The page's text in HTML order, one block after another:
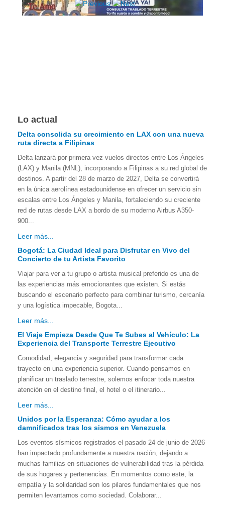
Lo actual
Delta consolida su crecimiento en LAX con una nueva
ruta directa a Filipinas
Delta lanzará por primera vez vuelos directos entre Los Ángeles
(LAX) y Manila (MNL), incorporando a Filipinas a su red global de
destinos. A partir del 28 de marzo de 2027, Delta se convertirá
en la única aerolínea estadounidense en ofrecer un servicio sin
escalas entre Los Ángeles y Manila, fortaleciendo su creciente
red de rutas desde LAX a bordo de su moderno Airbus A350-
900...
Leer más...
Bogotá: La Ciudad Ideal para Disfrutar en Vivo del
Concierto de tu Artista Favorito
Viajar para ver a tu grupo o artista musical preferido es una de
las experiencias más emocionantes que existen. Si estás
buscando el escenario perfecto para combinar turismo, cercanía
y una logística impecable, Bogota...
Leer más...
El Viaje Empieza Desde Que Te Subes al Vehículo: La
Experiencia del Transporte Terrestre Ejecutivo
Comodidad, elegancia y seguridad para transformar cada
trayecto en una experiencia superior. Cuando pensamos en
planificar un traslado terrestre, solemos enfocar toda nuestra
atención en el destino final, el hotel o el itinerario...
Leer más...
Unidos por la Esperanza: Cómo ayudar a los
damnificados tras los sismos en Venezuela
Los eventos sísmicos registrados el pasado 24 de junio de 2026
han impactado profundamente a nuestra nación, dejando a
muchas familias en situaciones de vulnerabilidad tras la pérdida
de sus hogares y pertenencias. En momentos como este, la
empatía y la solidaridad son los pilares fundamentales que nos
permiten levantarnos como sociedad. Colaborar...